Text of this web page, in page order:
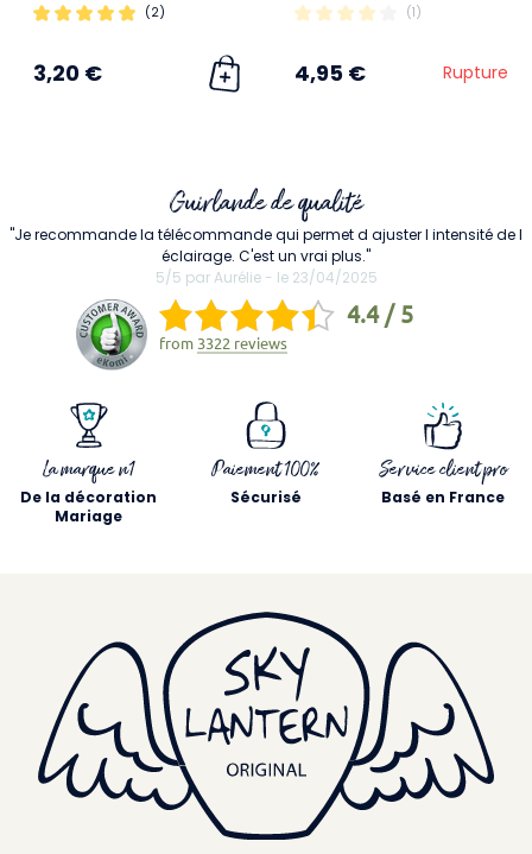
(2)
3,20 €
(1)
4,95 € Rupture
La marque n1
De la décoration
Mariage
Paiement 100%
Sécurisé
Service client pro
Basé en France
Guirlande de qualité
"Je recommande la télécommande qui permet d ajuster l intensité de l
éclairage. C'est un vrai plus."
5/5 par Aurélie - le 23/04/2025
4.4 / 5
from 3322 reviews